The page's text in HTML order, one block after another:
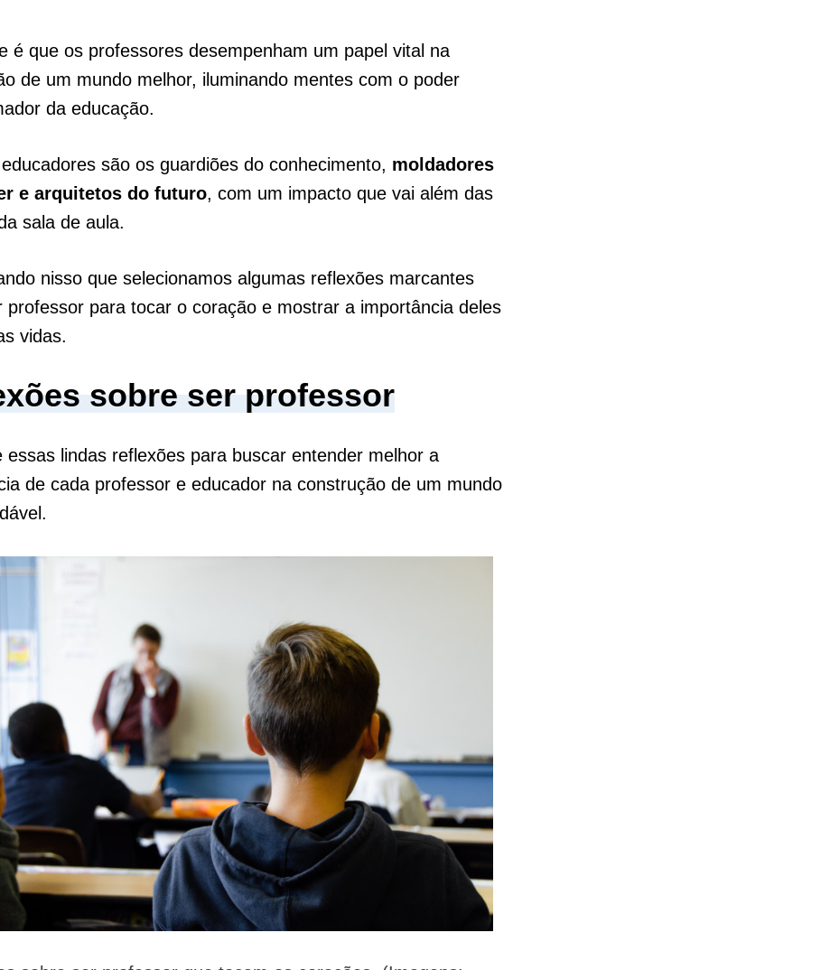
é que os professores desempenham um papel vital na
de um mundo melhor, iluminando mentes com o poder
da educação.
são os guardiões do conhecimento, moldadores
e arquitetos do futuro, com um impacto que vai além das
sala de aula.
nisso que selecionamos algumas reflexões marcantes
professor para tocar o coração e mostrar a importância deles
vidas.
sobre ser professor
essas lindas reflexões para buscar entender melhor a
de cada professor e educador na construção de um mundo